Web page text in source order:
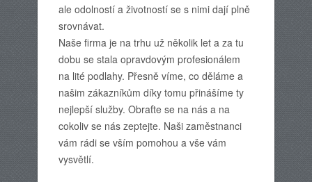
ale odolností a životností se s nimi dají plně
srovnávat.
Naše firma je na trhu už několik let a za tu
dobu se stala opravdovým profesionálem
na lité podlahy. Přesně víme, co děláme a
našim zákazníkům díky tomu přinášíme ty
nejlepší služby. Obraťte se na nás a na
cokoliv se nás zeptejte. Naši zaměstnanci
vám rádi se vším pomohou a vše vám
vysvětlí.